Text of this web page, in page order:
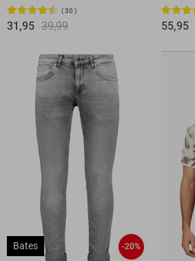
30
31,95 39,99 55,95
Bates -20%